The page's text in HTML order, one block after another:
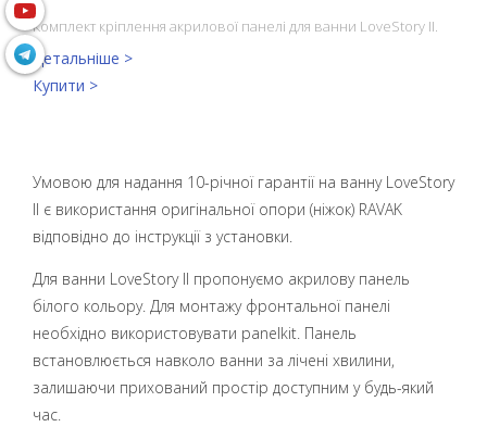
Комплект кріплення акрилової панелі для ванни LoveStory II.
Детальніше >
Купити >
Умовою для надання 10-річної гарантії на ванну LoveStory
II є використання оригінальної опори (ніжок) RAVAK
відповідно до інструкції з установки.
Для ванни LoveStory II пропонуємо акрилову панель
білого кольору. Для монтажу фронтальної панелі
необхідно використовувати panelkit. Панель
встановлюється навколо ванни за лічені хвилини,
залишаючи прихований простір доступним у будь-який
час.